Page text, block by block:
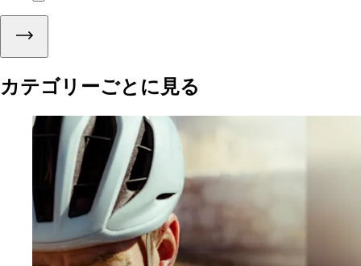
カテゴリーごとに見る